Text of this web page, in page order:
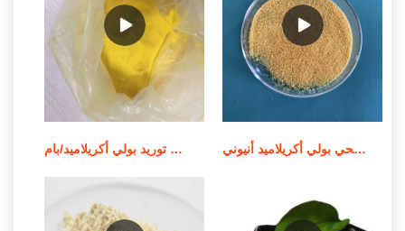
توريد بولي أكريلاميد/بام MSDS لمعالجة المياه في الصين الشركة المصنعة للمواد الكيميائية لمعالجة مياه الصرف الصحي بولي أكريلاميد أنيوني